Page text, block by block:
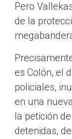
Pero
de la
es Colón, el
policiales,
en una
la petición
detenidas,